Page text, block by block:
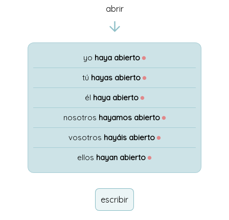
abrir
yo haya abierto ●
tú hayas abierto ●
él haya abierto ●
nosotros hayamos abierto ●
vosotros hayáis abierto ●
ellos hayan abierto ●
escribir